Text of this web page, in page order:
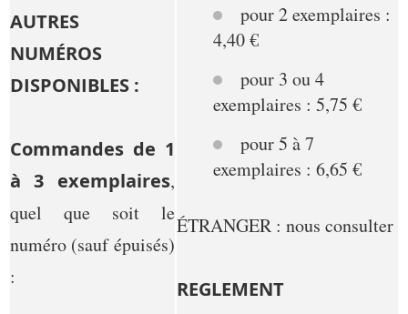
AUTRES
NUMÉROS
DISPONIBLES :
Commandes de 1
à 3 exemplaires,
quel que soit le
numéro (sauf épuisés)
:
pour 2 exemplaires :
4,40 €
pour 3 ou 4
exemplaires : 5,75 €
pour 5 à 7
exemplaires : 6,65 €
ÉTRANGER : nous consulter
REGLEMENT